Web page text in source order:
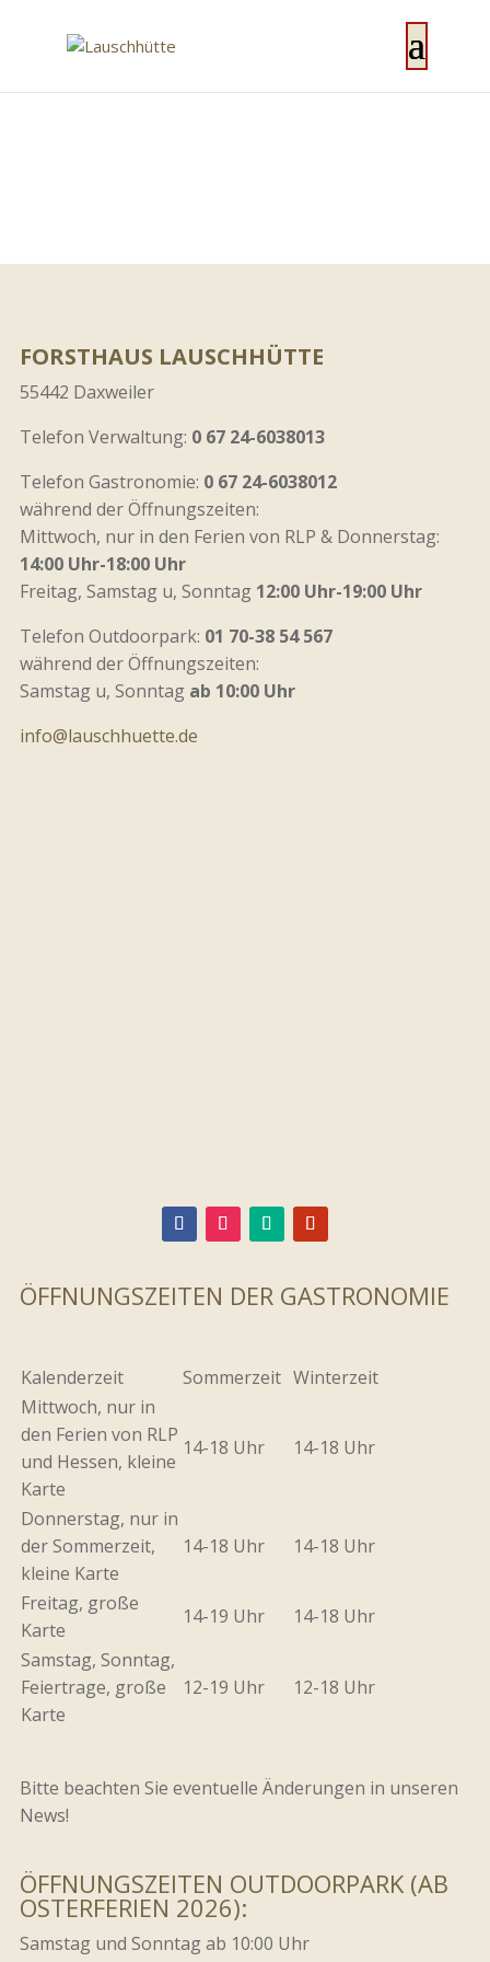
FORSTHAUS LAUSCHHÜTTE
55442 Daxweiler
Telefon Verwaltung: 0 67 24-6038013
Telefon Gastronomie: 0 67 24-6038012
während der Öffnungszeiten:
Mittwoch, nur in den Ferien von RLP & Donnerstag:
14:00 Uhr-18:00 Uhr
Freitag, Samstag u, Sonntag 12:00 Uhr-19:00 Uhr
Telefon Outdoorpark: 01 70-38 54 567
während der Öffnungszeiten:
Samstag u, Sonntagab 10:00 Uhr
info@lauschhuette.de
ÖFFNUNGSZEITEN DER GASTRONOMIE
Kalenderzeit Sommerzeit Winterzeit
Mittwoch, nur in
den Ferien von RLP
und Hessen, kleine
Karte
14-18 Uhr 14-18 Uhr
Donnerstag, nur in
der Sommerzeit,
kleine Karte
14-18 Uhr 14-18 Uhr
Freitag, große
Karte
14-19 Uhr
14-18 Uhr
Samstag, Sonntag,
Feiertrage, große
Karte
12-19 Uhr 12-18 Uhr
Bitte beachten Sie eventuelle Änderungen in unseren
News!
ÖFFNUNGSZEITEN OUTDOORPARK (AB
OSTERFERIEN 2026):
Samstag und Sonntag ab 10:00 Uhr